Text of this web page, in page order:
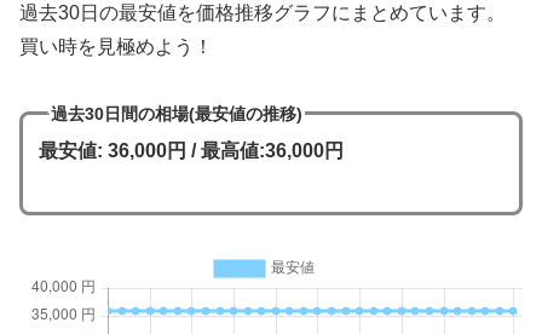
過去30日の最安値を価格推移グラフにまとめています。
買い時を見極めよう！
過去30日間の相場(最安値の推移)
最安値: 36,000円 / 最高値:36,000円